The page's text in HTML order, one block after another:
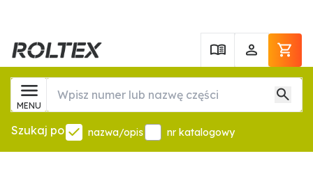
MENU
Szukaj po nazwa/opis nr katalogowy